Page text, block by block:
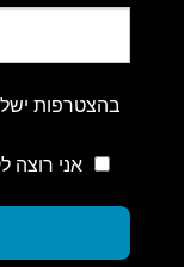
בהצטרפות
אני רוצה